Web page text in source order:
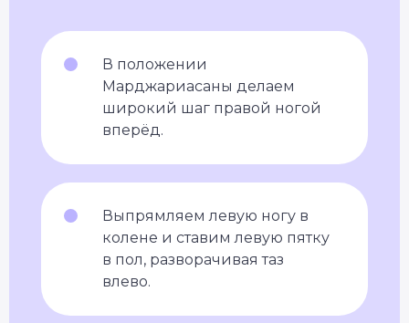
В положении
Марджариасаны делаем
широкий шаг правой ногой
вперёд.
Выпрямляем левую ногу в
колене и ставим левую пятку
в пол, разворачивая таз
влево.